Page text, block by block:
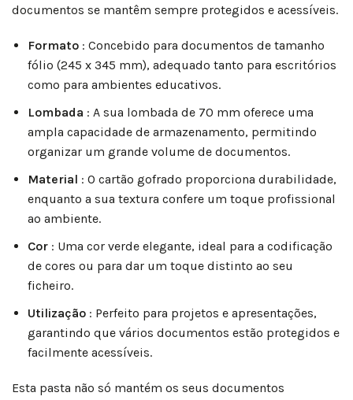
documentos se mantêm sempre protegidos e acessíveis.
Formato : Concebido para documentos de tamanho
fólio (245 x 345 mm), adequado tanto para escritórios
como para ambientes educativos.
Lombada : A sua lombada de 70 mm oferece uma
ampla capacidade de armazenamento, permitindo
organizar um grande volume de documentos.
Material : O cartão gofrado proporciona durabilidade,
enquanto a sua textura confere um toque profissional
ao ambiente.
Cor : Uma cor verde elegante, ideal para a codificação
de cores ou para dar um toque distinto ao seu
ficheiro.
Utilização : Perfeito para projetos e apresentações,
garantindo que vários documentos estão protegidos e
facilmente acessíveis.
Esta pasta não só mantém os seus documentos